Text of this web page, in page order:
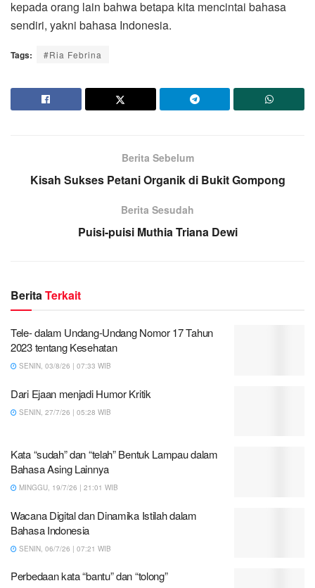
kepada orang lain bahwa betapa kita mencintai bahasa
sendiri, yakni bahasa Indonesia.
Tags: #Ria Febrina
Berita Sebelum
Kisah Sukses Petani Organik di Bukit Gompong
Berita Sesudah
Puisi-puisi Muthia Triana Dewi
BeritaTerkait
Tele- dalam Undang-Undang Nomor 17 Tahun
2023 tentang Kesehatan
SENIN, 03/8/26 | 07:33 WIB
Dari Ejaan menjadi Humor Kritik
SENIN, 27/7/26 | 05:28 WIB
Kata “sudah” dan “telah” Bentuk Lampau dalam
Bahasa Asing Lainnya
MINGGU, 19/7/26 | 21:01 WIB
Wacana Digital dan Dinamika Istilah dalam
Bahasa Indonesia
SENIN, 06/7/26 | 07:21 WIB
Perbedaan kata “bantu” dan “tolong”